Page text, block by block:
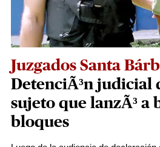
Juzgados Santa
DetenciÃ³n judicial
sujeto que lanzÃ³ a
bloques